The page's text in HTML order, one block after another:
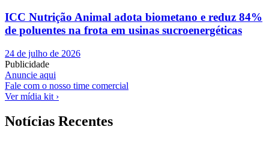
ICC Nutrição Animal adota biometano e reduz 84%
de poluentes na frota em usinas sucroenergéticas
24 de julho de 2026
Publicidade
Anuncie aqui
Fale com o nosso time comercial
Ver mídia kit ›
Notícias Recentes